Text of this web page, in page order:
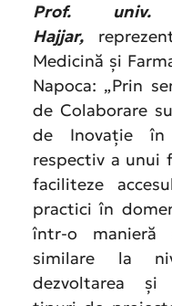
Prof.
Hajjar,
Medicină și
Napoca: „Prin
de Colaborare
de Inovație în
respectiv a unui
faciliteze
practici în
într-o manieră
similare la
dezvoltarea și